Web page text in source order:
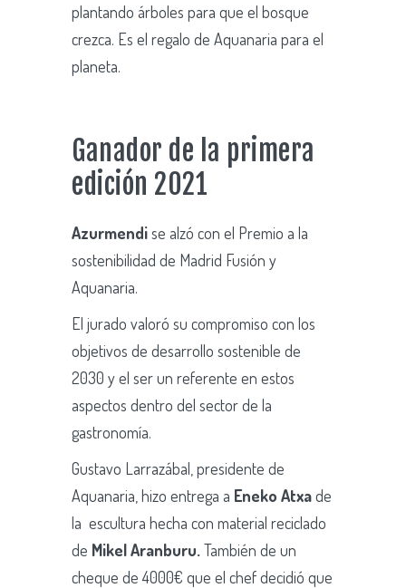
plantando árboles para que el bosque
crezca. Es el regalo de Aquanaria para el
planeta.
Ganador de la primera
edición 2021
Azurmendise alzó con el Premio a la
sostenibilidad de Madrid Fusión y
Aquanaria.
El jurado valoró su compromiso con los
objetivos de desarrollo sostenible de
2030 y el ser un referente en estos
aspectos dentro del sector de la
gastronomía.
Gustavo Larrazábal, presidente de
Aquanaria, hizo entrega a Eneko Atxade
la escultura hecha con material reciclado
de Mikel Aranburu.También de un
cheque de 4000€ que el chef decidió que